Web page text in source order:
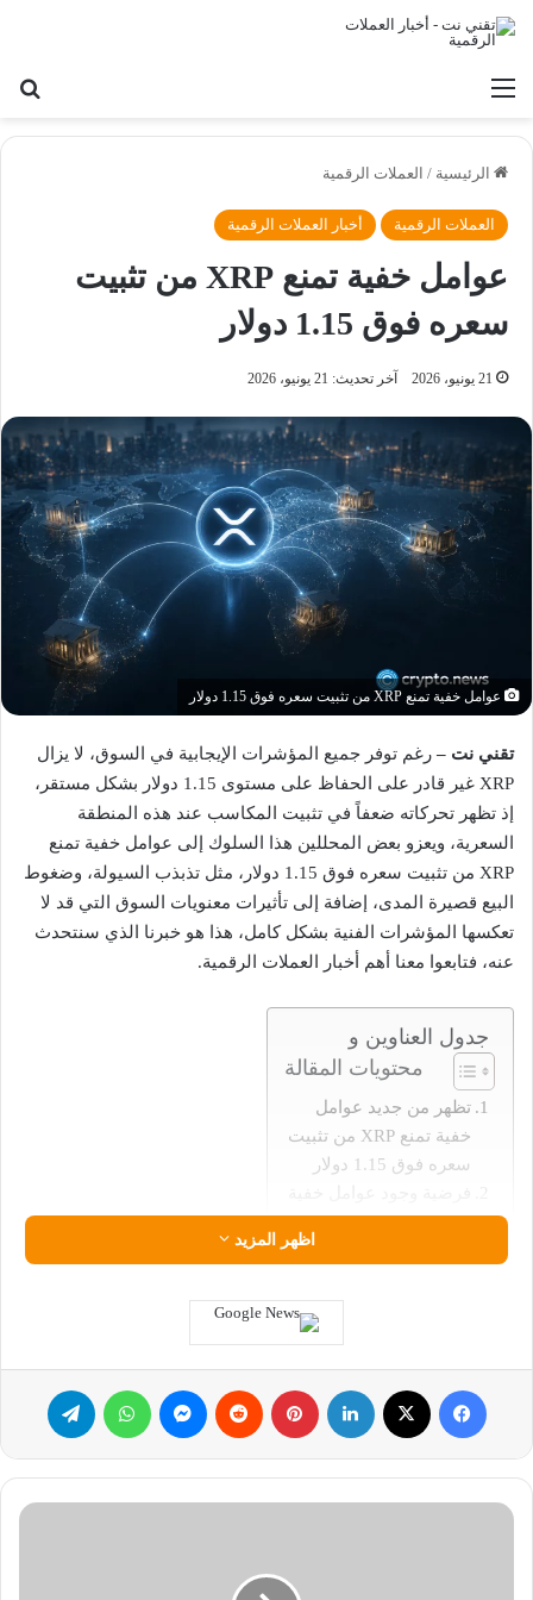
القائمة
الرئيسية / العملات الرقمية
العملات الرقمية أخبار العملات الرقمية
عوامل خفية تمنع XRP من تثبيت
سعره فوق 1.15 دولار
21 يونيو، 2026 آخر تحديث: 21 يونيو، 2026
عوامل خفية تمنع XRP من تثبيت سعره فوق 1.15 دولار
تقني نت –رغم توفر جميع المؤشرات الإيجابية في السوق، لا يزال
XRP غير قادر على الحفاظ على مستوى 1.15 دولار بشكل مستقر،
إذ تظهر تحركاته ضعفاً في تثبيت المكاسب عند هذه المنطقة
السعرية، ويعزو بعض المحللين هذا السلوك إلى عوامل خفية تمنع
XRP من تثبيت سعره فوق 1.15 دولار، مثل تذبذب السيولة، وضغوط
البيع قصيرة المدى، إضافة إلى تأثيرات معنويات السوق التي قد لا
تعكسها المؤشرات الفنية بشكل كامل، هذا هو خبرنا الذي سنتحدث
عنه، فتابعوا معنا أهم أخبار العملات الرقمية.
جدول العناوين و
محتويات المقالة
تظهر من جديد عوامل
خفية تمنع XRP من تثبيت
سعره فوق 1.15 دولار
تمنع XRP من تثبيت سعره
تتناقص كميات المعروض في منصات التداول، ويتزايد اهتمام كبار
المستثمرين، وتتشكل تدفقات جديدة نحو صناديق المؤشرات
المتداولة، كما تُناقش تشريعات تنظيمية مهمة داخل مجلس الشيوخ
الأمريكي.
ومع ذلك، وعلى الرغم من هذا الزخم الإيجابي، ما زال السعر عاجزاً
XRP من تثبيت سعره فوق 1.15 دولار تتحكم في حركة السوق بشكل
اظهر المزيد
فيسبوك لينكدإن بينتيريست ماسنجر واتساب
مخاوف